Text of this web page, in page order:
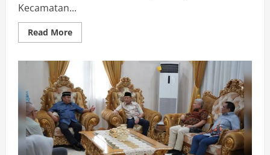
Kecamatan...
Read MoreRead
more
Festival
Tumbilotohe,Syiar
Ramadhan,Zakat
dan
Terangnya
Jiwa